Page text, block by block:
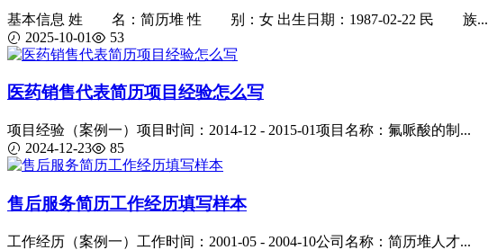
基本信息 姓 名：简历堆 性 别：女 出生日期：1987-02-22 民 族...
2025-10-01
53
医药销售代表简历项目经验怎么写
项目经验（案例一）项目时间：2014-12 - 2015-01项目名称：氟哌酸的制...
2024-12-23
85
售后服务简历工作经历填写样本
工作经历（案例一）工作时间：2001-05 - 2004-10公司名称：简历堆人才...